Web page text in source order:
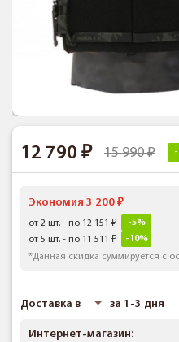
12 790 15 990
Экономия 3 200
от 2 шт. - по 12 151
-5%
от 5 шт. - по 11 511
-10%
*Данная скидка суммируется с
Доставка в за 1-3 дня
Интернет-магазин: